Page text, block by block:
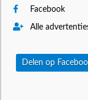
Facebook
Alle
Delen op